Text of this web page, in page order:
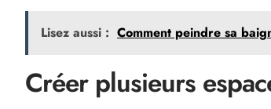
Lisez aussi : Comment peindre sa
Créer plusieurs